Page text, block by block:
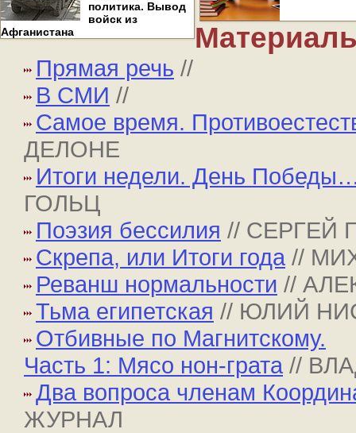
политика. Вывод
войск из
Афганистана
Прямая речь //
В СМИ //
Самое время.
ДЕЛОНЕ
Итоги недели. День
ГОЛЬЦ
Поэзия бессилия // СЕРГЕЙ
Скрепа, или Итоги года //
Реванш нормальности //
Тьма египетская // ЮЛИЙ
Отбивные по Магнитскому.
Часть 1: Мясо нон-грата //
Два вопроса членам
ЖУРНАЛ